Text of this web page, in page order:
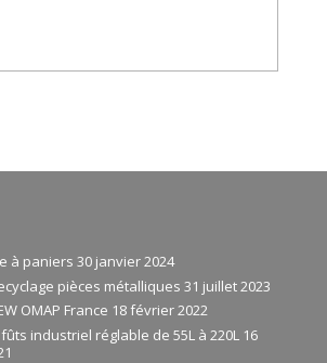
à paniers 30 janvier 2024
pièces métalliques 31 juillet 2023
OMAP France 18 février 2022
industriel réglable de 55L à 220L 16